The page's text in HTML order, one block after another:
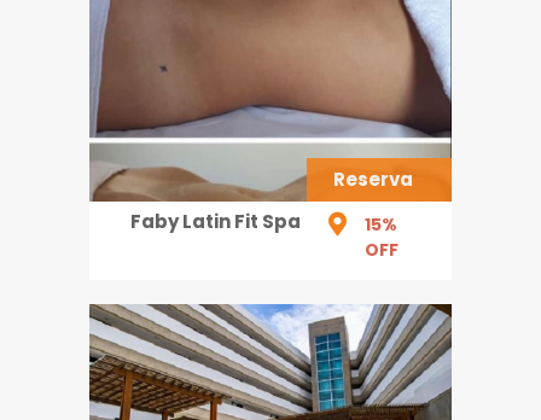
Reserva
Faby Latin Fit Spa
15%
OFF